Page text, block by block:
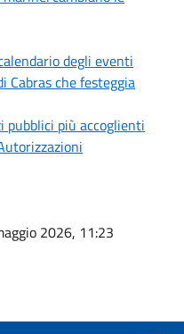
degli eventi
Cabras che festeggia
pubblici più accoglienti
2026, 11:23